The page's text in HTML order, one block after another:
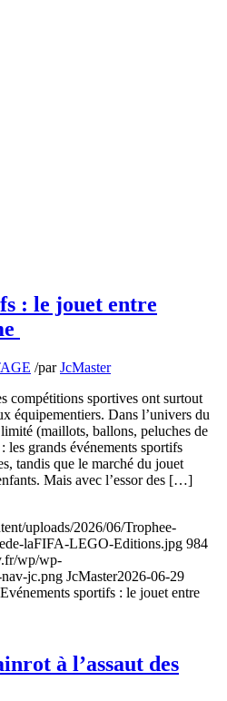
: le jouet entre
/parJcMaster
compétitions sportives ont surtout
équipementiers. Dans l’univers du
(maillots, ballons, peluches de
les grands événements sportifs
tandis que le marché du jouet
Mais avec l’essor des […]
uploads/2026/06/Trophee-
laFIFA-LEGO-Editions.jpg 984
wp/wp-
jc.png JcMaster2026-06-29
Evénements sportifs : le jouet entre
à l’assaut des